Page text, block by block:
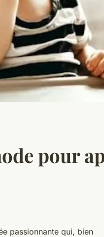
pour
passionnante qui, bien